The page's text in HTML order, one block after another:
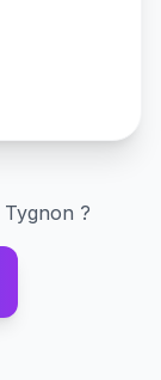
Tygnon ?